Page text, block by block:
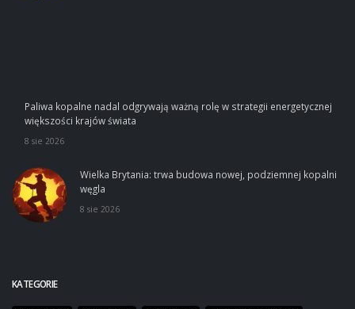
Paliwa kopalne nadal odgrywają ważną rolę w strategii energetycznej
większości krajów świata
8 sie 2026
Wielka Brytania: trwa budowa nowej, podziemnej kopalni
węgla
8 sie 2026
KATEGORIE